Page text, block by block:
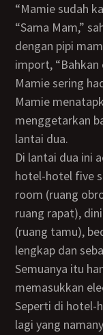
“Mamie sudah
“Sama Mam,” sahutku sambil merapatkan pipiku
dengan pipi
import,
Mamie sering
Mamie menatapku dengan senyum manisnya yang
menggetarkan
lantai dua.
Di lantai dua ini ada semacam suite room seperti di
hotel-hotel five
room (ruang
ruang rapat),
(ruang tamu),
lengkap dan
Semuanya itu hanya bisa aktif kalau pemiliknya sudah
memasukkan
Seperti di hotel-hotel berbintang di kotaku, tak ada
lagi yang